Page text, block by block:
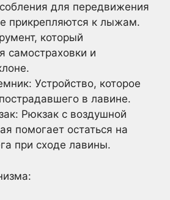
для передвижения
прикрепляются к лыжам.
который
самостраховки и
Устройство, которое
в лавине.
Рюкзак с воздушной
помогает остаться на
при сходе лавины.